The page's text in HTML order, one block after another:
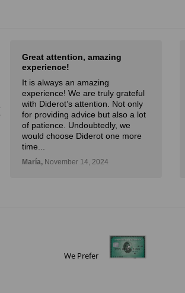
Great attention, amazing
experience!
It is always an amazing
experience! We are truly grateful
with Diderot’s attention. Not only
for providing advice but also a lot
of patience. Undoubtedly, we
would choose Diderot one more
time...
María, November 14, 2024
We Prefer